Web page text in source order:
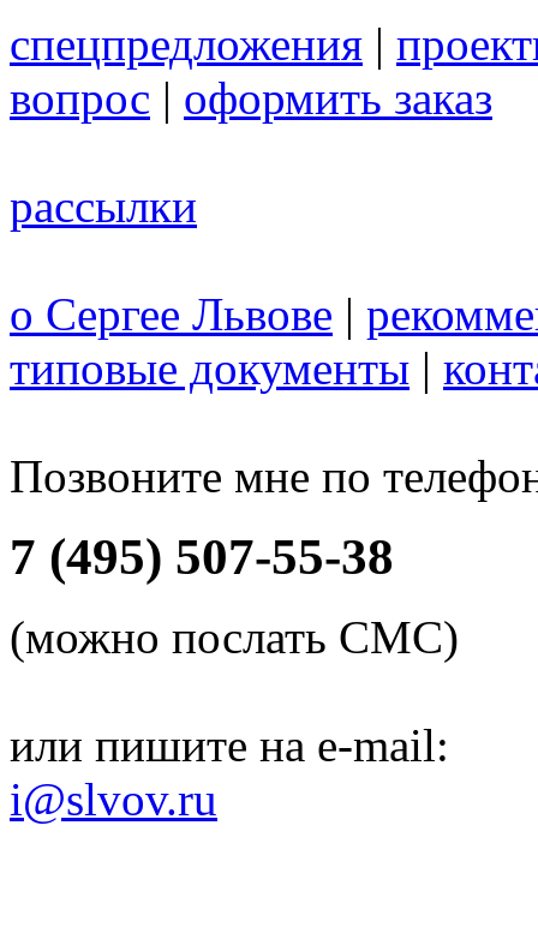
спецпредложения |
вопрос | оформить заказ
рассылки
о Сергее Львове |
типовые документы |
Позвоните мне по
7 (495) 507-55-38
(можно послать СМС)
или пишите на e-mail:
i@slvov.ru